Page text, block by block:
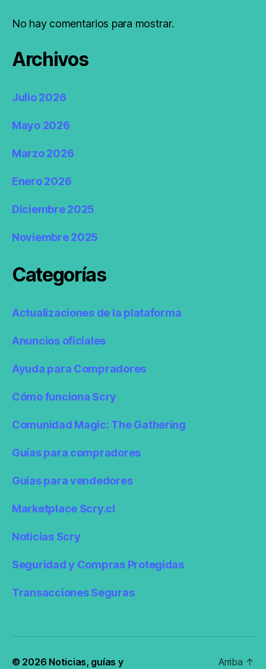
No hay comentarios para mostrar.
Archivos
Julio 2026
Mayo 2026
Marzo 2026
Enero 2026
Diciembre 2025
Noviembre 2025
Categorías
Actualizaciones de la plataforma
Anuncios oficiales
Ayuda para Compradores
Cómo funciona Scry
Comunidad Magic: The Gathering
Guías para compradores
Guías para vendedores
Marketplace Scry.cl
Noticias Scry
Seguridad y Compras Protegidas
Transacciones Seguras
© 2026 Noticias, guías y Arriba ↑